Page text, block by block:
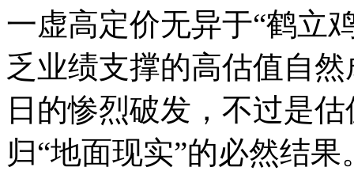
一虚高定价无异于“鹤立
乏业绩支撑的高估值自
日的惨烈破发，不过是
归“地面现实”的必然结果